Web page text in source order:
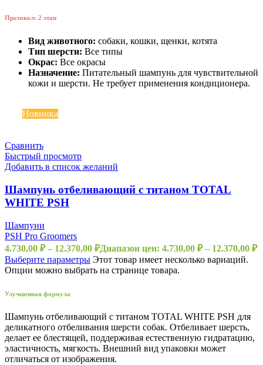
Протокол: 2 этап
Вид животного: собаки, кошки, щенки, котята
Тип шерсти: Все типы
Окрас: Все окрасы
Назначение: Питательный шампунь для чувствительной
кожи и шерсти. Не требует применения кондиционера.
Новинка
Сравнить
Быстрый просмотр
Добавить в список желаний
Шампунь отбеливающий с титаном TOTAL
WHITE PSH
Шампуни
PSH Pro Groomers
4.730,00 ₽ – 12.370,00 ₽Диапазон цен: 4.730,00 ₽ – 12.370,00 ₽
Выберите параметры Этот товар имеет несколько вариаций.
Опции можно выбрать на странице товара.
Улучшенная формула
Шампунь отбеливающий с титаном TOTAL WHITE PSH для
деликатного отбеливания шерсти собак. Отбеливает шерсть,
делает ее блестящей, поддерживая естественную гидратацию,
эластичность, мягкость. Внешний вид упаковки может
отличаться от изображения.